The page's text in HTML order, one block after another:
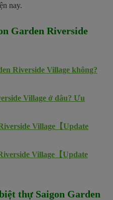
nay.
Garden Riverside
Riverside Village không?
Village ở đâu? Ưu
Village【Update
Village【Update
thự Saigon Garden